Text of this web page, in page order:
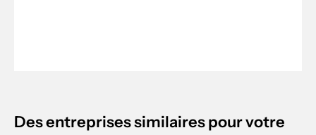
Des entreprises similaires pour votre